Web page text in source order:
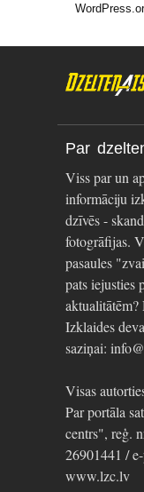
Par
Viss par un
informāciju
dzīvēs -
fotogrāfijas.
pasaules
pats iejusties
Izklaides
saziņai:
Visas
Par portāla
centrs", reģ.
26901441 /
www.lzc.lv